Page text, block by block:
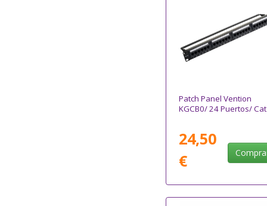
Patch Panel Vention
KGCB0/ 24 Puertos/
24,50
€